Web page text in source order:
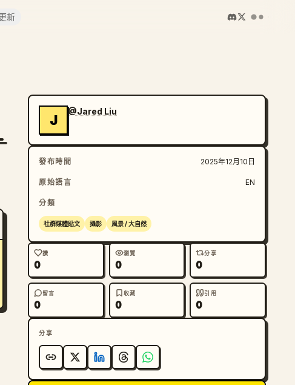
新
J
@Jared Liu
發布時間 2025年12月10日
原始語言 EN
分類
社群媒體貼文 攝影 風景 / 大自然
讚
0
瀏覽
0
分享
0
留言
0
收藏
0
引用
0
分享